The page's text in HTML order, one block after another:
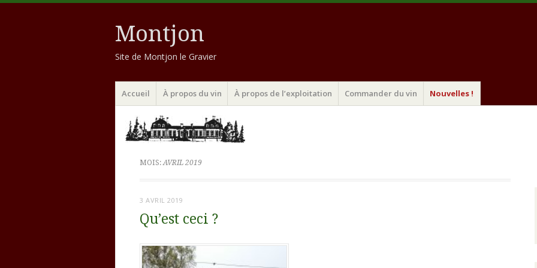
Montjon
Site de Montjon le Gravier
Menu
Aller
au
principal
Accueil À propos du vin À propos de l’exploitation Commander du vin Nouvelles !
MOIS:AVRIL 2019
3 AVRIL 2019
Qu’est ceci ?